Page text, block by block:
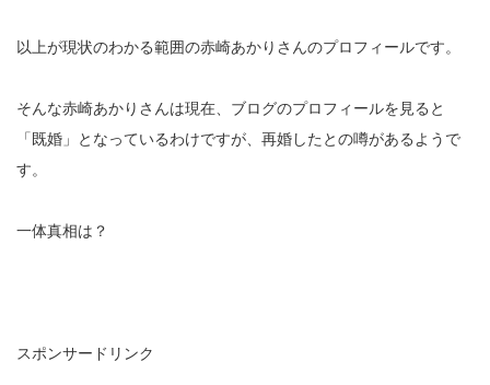
以上が現状のわかる範囲の赤崎あかりさんのプロフィールです。
そんな赤崎あかりさんは現在、ブログのプロフィールを見ると
「既婚」となっているわけですが、再婚したとの噂があるようで
す。
一体真相は？
スポンサードリンク